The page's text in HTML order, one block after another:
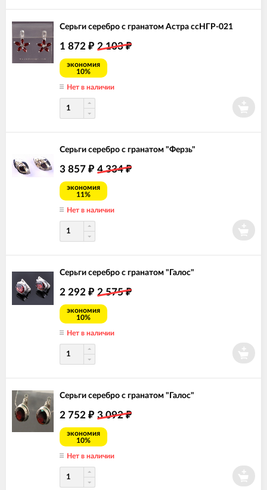
Серьги серебро с гранатом Астра ссНГР-021
1 872 ₽ 2 103₽
экономия
10%
Нет в наличии
Серьги серебро с гранатом "Ферзь"
3 857 ₽ 4 334₽
экономия
11%
Нет в наличии
Серьги серебро с гранатом "Галос"
2 292 ₽ 2 575₽
экономия
10%
Нет в наличии
Серьги серебро с гранатом "Галос"
2 752 ₽ 3 092₽
экономия
10%
Нет в наличии